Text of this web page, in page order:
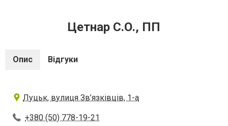
Цетнар С.О., ПП
Опис Відгуки
Луцьк, вулиця Зв’язківців, 1-а
+380 (50) 778-19-21